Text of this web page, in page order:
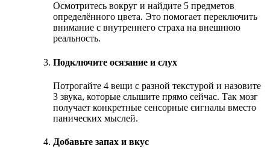
Осмотритесь вокруг и найдите 5 предметов
определённого цвета. Это помогает переключить
внимание с внутреннего страха на внешнюю
реальность.
Подключите осязание и слух
Потрогайте 4 вещи с разной текстурой и назовите
3 звука, которые слышите прямо сейчас. Так мозг
получает конкретные сенсорные сигналы вместо
панических мыслей.
Добавьте запах и вкус